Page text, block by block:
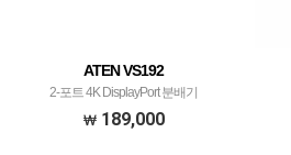
ATEN VS192
2-포트 4K DisplayPort 분배기
189,000